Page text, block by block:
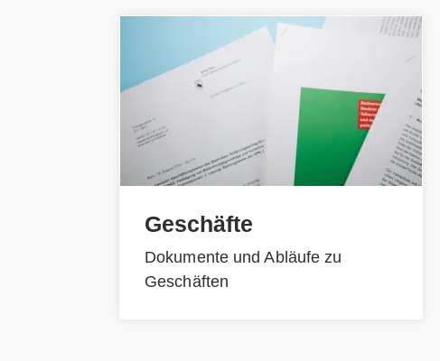
Geschäfte
Dokumente und Abläufe zu
Geschäften